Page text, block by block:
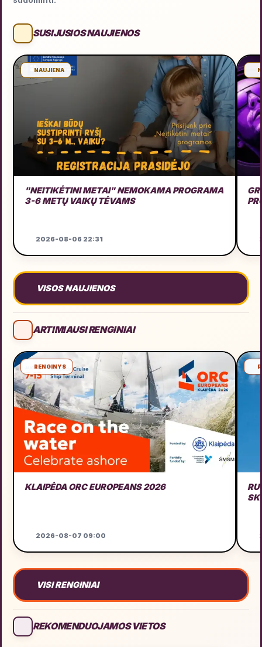
SUSIJUSIOS NAUJIENOS
NAUJIENA
"NEITIKĖTINI METAI" NEMOKAMA PROGRAMA
3-6 METŲ VAIKŲ TĖVAMS
2026-08-06 22:31
VISOS NAUJIENOS
ARTIMIAUSI RENGINIAI
RENGINYS
KLAIPĖDA ORC EUROPEANS 2026
2026-08-07 09:00
VISI RENGINIAI
REKOMENDUOJAMOS VIETOS